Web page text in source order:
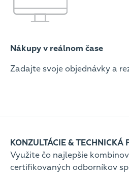
Nákupy v reálnom čase
Zadajte svoje objednávky a
KONZULTÁCIE & TECHNICKÁ
Využite čo najlepšie
certifikovaných odborníkov